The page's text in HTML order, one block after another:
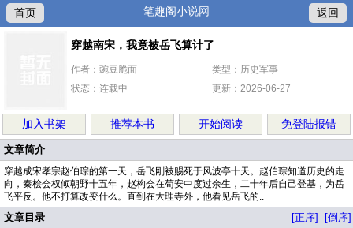
首页 笔趣阁小说网 返回
穿越南宋，我竟被岳飞算计了
作者：豌豆脆面
类型：历史军事
状态：连载中
更新：2026-06-27
加入书架 推荐本书 开始阅读 免登陆报错
文章简介
穿越成宋孝宗赵伯琮的第一天，岳飞刚被赐死于风波亭十天。赵伯琮知道历史的走
向，秦桧会权倾朝野十五年，赵构会在苟安中度过余生，二十年后自己登基，为岳
飞平反。他不打算改变什么。直到在大理寺外，他看见岳飞的..
文章目录 [正序] [倒序]